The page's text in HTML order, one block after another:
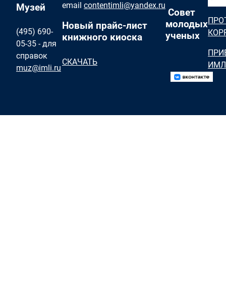
Музей
(495) 690-
05-35 - для
справок
muz@imli.ru
email contentimli@yandex.ru
Новый прайс-лист
книжного киоска
СКАЧАТЬ
Совет
молодых
ученых